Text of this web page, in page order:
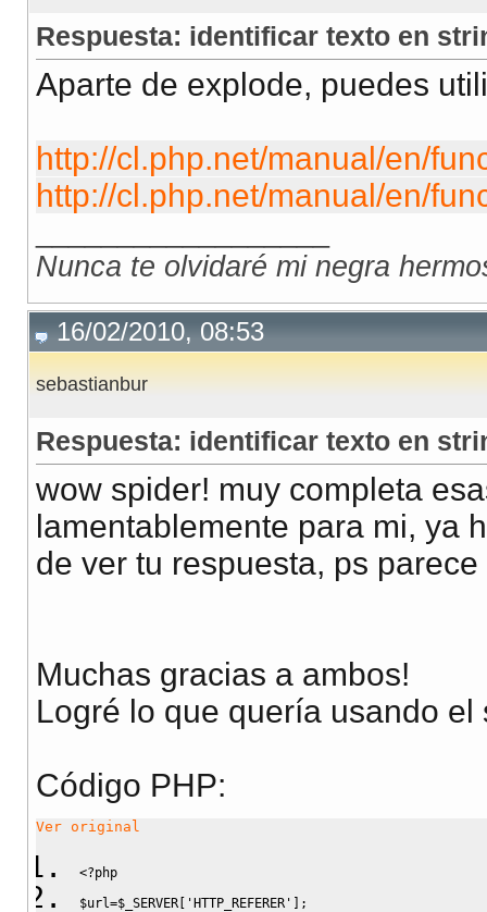
Respuesta: identificar texto en
Aparte de explode, puedes
http://cl.php.net/manual/en/
http://cl.php.net/manual/en/
Nunca te olvidaré mi negra
16/02/2010, 08:53
sebastianbur
Respuesta: identificar texto en
wow spider! muy completa
lamentablemente para mi, ya
de ver tu respuesta, ps
Muchas gracias a ambos!
Logré lo que quería usando el
Código PHP:
Ver original
<?php
$url=$_SERVER [ 'HTTP_REFERER' ] ;